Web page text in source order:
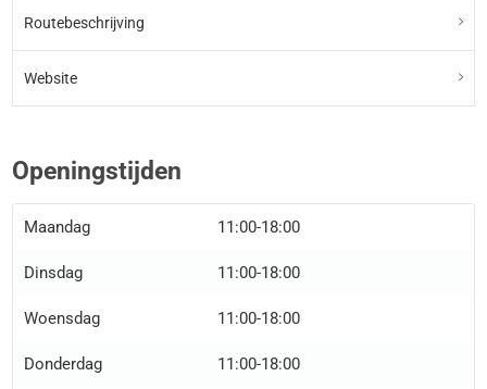
Routebeschrijving
Website
Openingstijden
Maandag 11:00-18:00
Dinsdag 11:00-18:00
Woensdag 11:00-18:00
Donderdag 11:00-18:00